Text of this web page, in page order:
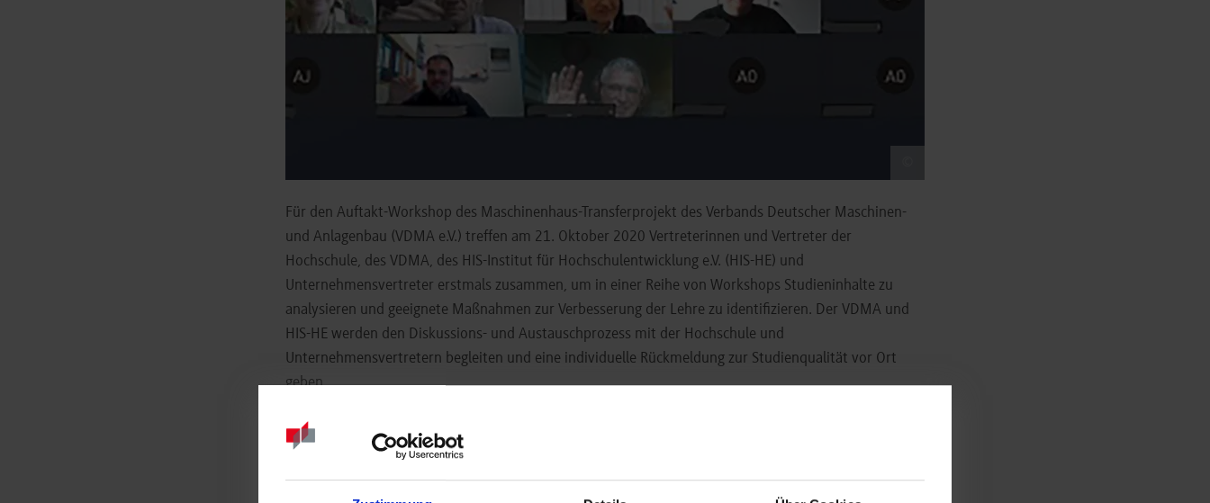
Für den Auftakt-Workshop des Maschinenhaus-Transferprojekt des Verbands Deutscher Maschinen-
und Anlagenbau (VDMA e.V.) treffen am 21. Oktober 2020 Vertreterinnen und Vertreter der
Hochschule, des VDMA, des HIS-Institut für Hochschulentwicklung e.V. (HIS-HE) und
Unternehmensvertreter erstmals zusammen, um in einer Reihe von Workshops Studieninhalte zu
analysieren und geeignete Maßnahmen zur Verbesserung der Lehre zu identifizieren. Der VDMA und
HIS-HE werden den Diskussions- und Austauschprozess mit der Hochschule und
Unternehmensvertretern begleiten und eine individuelle Rückmeldung zur Studienqualität vor Ort
geben.
Der Studiengang Maschinenbau an der Hochschule in Horb entwickelt sich kontinuierlich weiter. Das
Konzept der dualen Hochschule trägt bereits grundlegend dazu bei, dass der Praxisbezug für die
um das Profil des Maschinenbaus weiter zu schärfen und seine Bedeutung für Horb und seine